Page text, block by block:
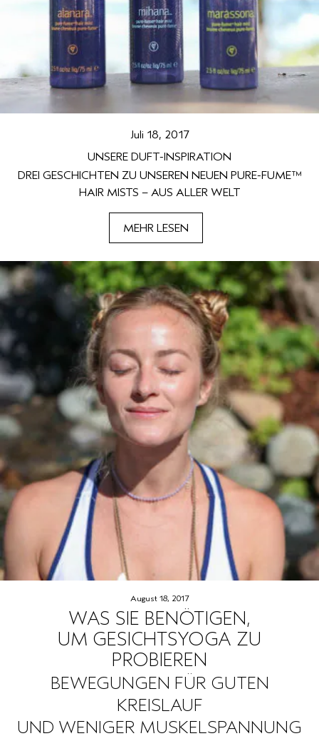
EMPFINDLICHE KOPFHAUT
PURE ABUNDANCE
ALLE KOLLEKTIONEN
Juli 18, 2017
UNSERE DUFT-INSPIRATION
DREI GESCHICHTEN ZU UNSEREN NEUEN PURE-FUME™
HAIR MISTS – AUS ALLER WELT
MEHR LESEN
August 18, 2017
WAS SIE BENÖTIGEN,
UM GESICHTSYOGA ZU
PROBIEREN
BEWEGUNGEN FÜR GUTEN
KREISLAUF
UND WENIGER MUSKELSPANNUNG